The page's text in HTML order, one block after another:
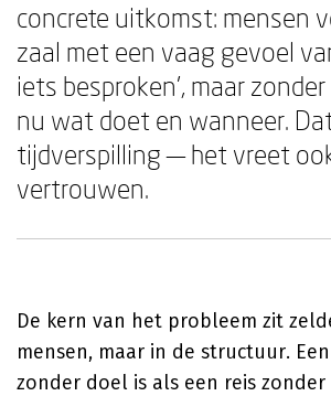
concrete uitkomst: mensen
zaal met een vaag gevoel
iets besproken', maar
nu wat doet en wanneer.
tijdverspilling — het vreet
vertrouwen.
De kern van het probleem zit
mensen, maar in de structuur.
zonder doel is als een reis zonder